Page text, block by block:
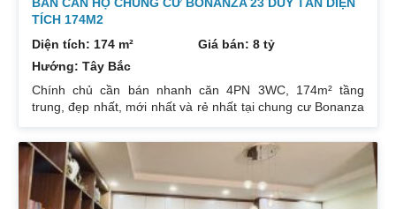
TÍCH 174M2
Diện tích: 174 m²
Giá bán: 8 tỷ
Hướng: Tây Bắc
Chính chủ cần bán nhanh căn 4PN 3WC, 174m² tầng
trung, đẹp nhất, mới nhất và rẻ nhất tại chung cư Bonanza
nên cần bán lại để đầu tư cái khác, cụ thể như sau:
Hướng: TB, ban công Đông Nam. Thiết kế: 4 ngủ 3WC DT:
174m². Nội thất đẹp thiết kế sang trọng trẻ trung. Phòng
khách, bếp, thiết bị vệ sinh tất cả đều mới và sử dụng tốt.